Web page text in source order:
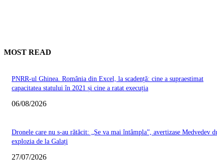
MOST READ
PNRR-ul Ghinea. România din Excel, la scadență: cine a supraestimat
capacitatea statului în 2021 și cine a ratat execuția
06/08/2026
Dronele care nu s-au rătăcit: „Se va mai întâmpla”, avertizase Medvedev
explozia de la Galați
27/07/2026